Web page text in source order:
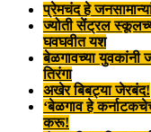
प्रेमचंद हे
ज्योती सेंट्रल स्कूलच्या
घवघवीत यश
बेळगावच्या युवकांनी
तिरंगा
अखेर बिबट्या जेरबंद!
‘बेळगाव हे
करू!